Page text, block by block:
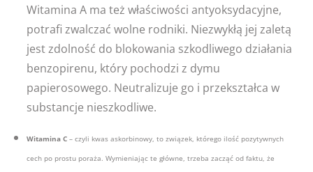
Witamina A ma też właściwości antyoksydacyjne,
potrafi zwalczać wolne rodniki. Niezwykłą jej zaletą
jest zdolność do blokowania szkodliwego działania
benzopirenu, który pochodzi z dymu
papierosowego. Neutralizuje go i przekształca w
substancje nieszkodliwe.
Witamina C– czyli kwas askorbinowy, to związek, którego ilość pozytywnych
cech po prostu poraża. Wymieniając te główne, trzeba zacząć od faktu, że